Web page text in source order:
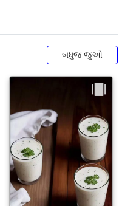
બધુજ જુઓ